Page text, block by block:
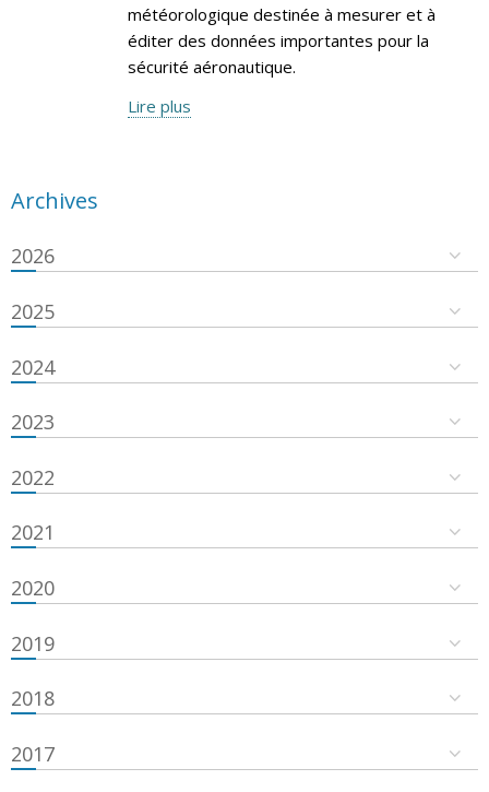
météorologique destinée à mesurer et à
éditer des données importantes pour la
sécurité aéronautique.
Lire plus
Archives
2026
2025
2024
2023
2022
2021
2020
2019
2018
2017